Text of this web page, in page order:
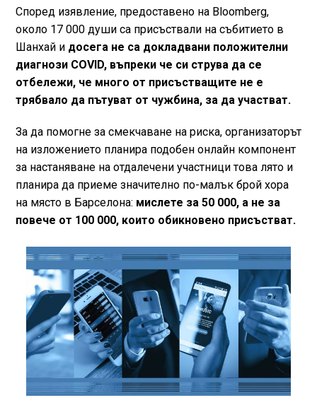
Според изявление, предоставено на Bloomberg,
около 17 000 души са присъствали на събитието в
Шанхай и досега не са докладвани положителни
диагнози COVID, въпреки че си струва да се
отбележи, че много от присъстващите не е
трябвало да пътуват от чужбина, за да участват.
За да помогне за смекчаване на риска, организаторът
на изложението планира подобен онлайн компонент
за настаняване на отдалечени участници това лято и
планира да приеме значително по-малък брой хора
на място в Барселона: мислете за 50 000, а не за
повече от 100 000, които обикновено присъстват.